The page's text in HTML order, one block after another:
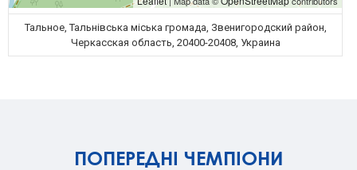
Тальное, Тальнівська міська громада, Звенигородский район,
Черкасская область, 20400-20408, Украина
ПОПЕРЕДНІ ЧЕМПІОНИ